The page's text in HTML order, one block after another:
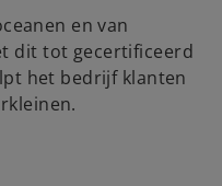
n
e
en van
dit tot gecertificeerd
het bedrijf klanten